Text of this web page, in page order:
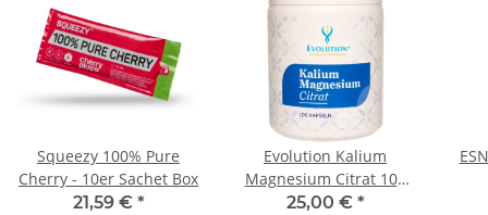
Squeezy 100% Pure
Cherry - 10er Sachet Box
21,59 € *
Evolution Kalium
Magnesium Citrat 100
Kapseln
25,00 € *